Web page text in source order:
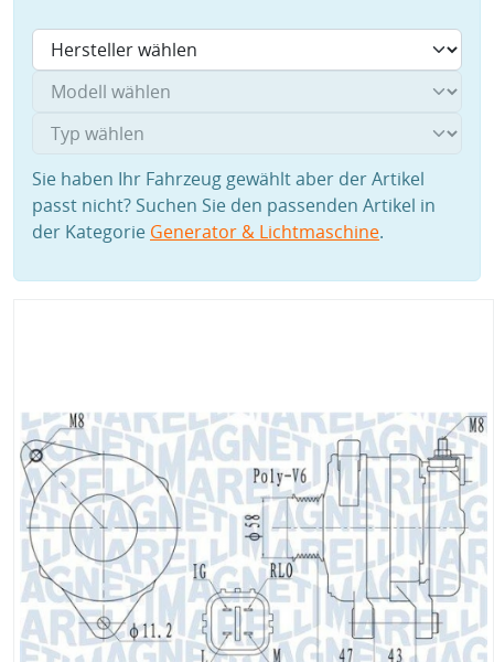
Sie haben Ihr Fahrzeug gewählt aber der Artikel
passt nicht? Suchen Sie den passenden Artikel in
der Kategorie Generator & Lichtmaschine.